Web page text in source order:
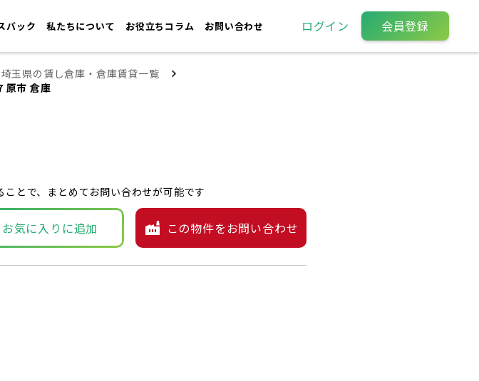
バック 私たちについて お役立ちコラム お問い合わせ ログイン 会員登録
埼玉県の賃し倉庫・倉庫賃貸一覧
原市 倉庫
とで、まとめてお問い合わせが可能です
お気に入りに追加 この物件をお問い合わせ